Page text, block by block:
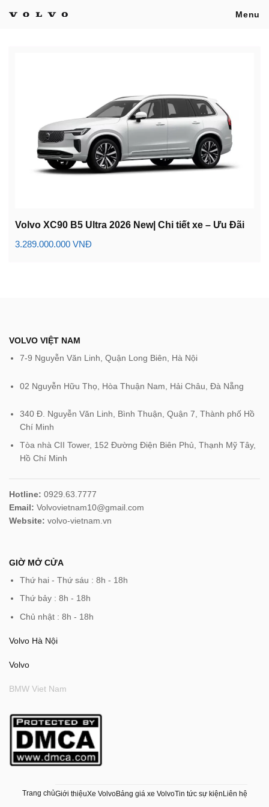
Menu
Volvo XC90 B5 Ultra 2026 New| Chi tiết xe – Ưu Đãi
3.289.000.000 VNĐ
VOLVO VIỆT NAM
7-9 Nguyễn Văn Linh, Quận Long Biên, Hà Nội
02 Nguyễn Hữu Thọ, Hòa Thuận Nam, Hải Châu, Đà Nẵng
340 Đ. Nguyễn Văn Linh, Bình Thuận, Quận 7, Thành phố Hồ
Chí Minh
Tòa nhà CII Tower, 152 Đường Điện Biên Phủ, Thạnh Mỹ Tây,
Hồ Chí Minh‎
Hotline: 0929.63.7777
Email: Volvovietnam10@gmail.com
Website: volvo-vietnam.vn
Trang chủGiới thiệuXe VolvoBảng giá xe VolvoTin tức sự kiện Liên hệ
GIỜ MỞ CỬA
Thứ hai - Thứ sáu : 8h - 18h
Thứ bảy : 8h - 18h
Chủ nhật : 8h - 18h
Volvo Hà Nội
Volvo
BMW Viet Nam